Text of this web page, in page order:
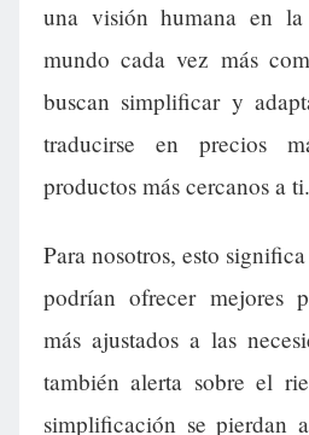
una visión humana en
mundo cada vez más
buscan simplificar y
traducirse en precios
productos más cercanos a ti.
Para nosotros, esto
podrían ofrecer mejores
más ajustados a las
también alerta sobre el
simplificación se pierdan